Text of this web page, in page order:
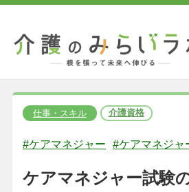
仕事・スキル 介護資格
#ケアマネジャー #ケアマネジャ
ケアマネジャー試験